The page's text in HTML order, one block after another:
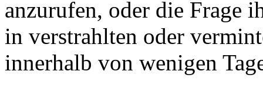
anzurufen, oder die Frage
in verstrahlten oder
innerhalb von wenigen